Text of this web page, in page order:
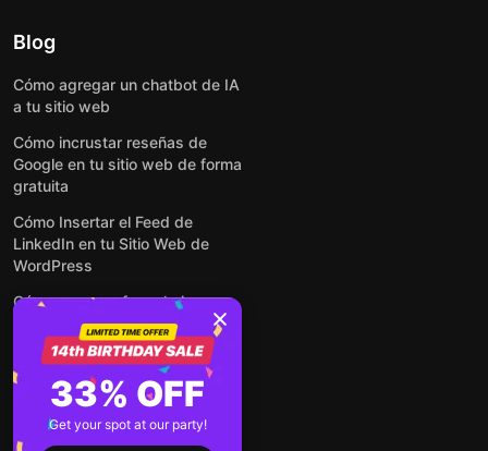
Blog
Cómo agregar un chatbot de IA
a tu sitio web
Cómo incrustar reseñas de
Google en tu sitio web de forma
gratuita
Cómo Insertar el Feed de
LinkedIn en tu Sitio Web de
WordPress
Cómo crear un formulario para
WordPress: de manera simple y
rápida
Cómo incrustar formularios en
cualquier sitio web en línea y
gratis
33% OFF
Get your spot at our party!